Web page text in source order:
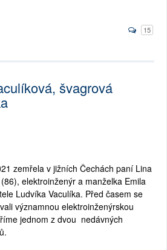
15
švagrová
zemřela v jižních Čechách paní Lina
elektroinženýr a manželka Emila
Ludvíka Vaculíka. Před časem se
významnou elektroinženýrskou
jednom z dvou nedávných